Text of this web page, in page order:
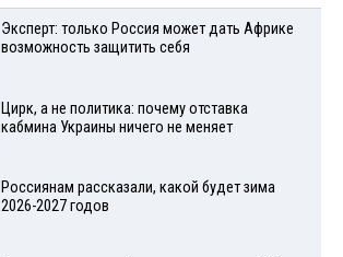
Эксперт: только Россия может дать Африке
возможность защитить себя
Цирк, а не политика: почему отставка
кабмина Украины ничего не меняет
Россиянам рассказали, какой будет зима
2026-2027 годов